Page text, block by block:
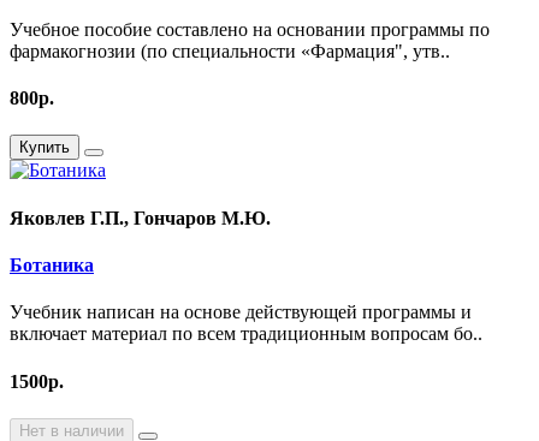
Учебное пособие составлено на основании программы по
фармакогнозии (по специальности «Фармация", утв..
800р.
Купить
Яковлев Г.П., Гончаров М.Ю.
Ботаника
Учебник написан на основе действующей программы и
включает материал по всем традиционным вопросам бо..
1500р.
Нет в наличии